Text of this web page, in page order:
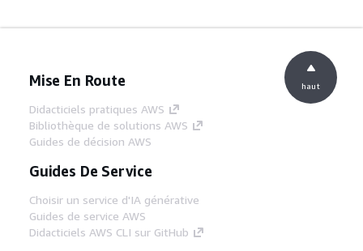
Mise En Route
Didacticiels pratiques AWS
Bibliothèque de solutions AWS
Guides de décision AWS
Guides De Service
Choisir un service d'IA générative
Guides de service AWS
Didacticiels AWS CLI sur GitHub
haut